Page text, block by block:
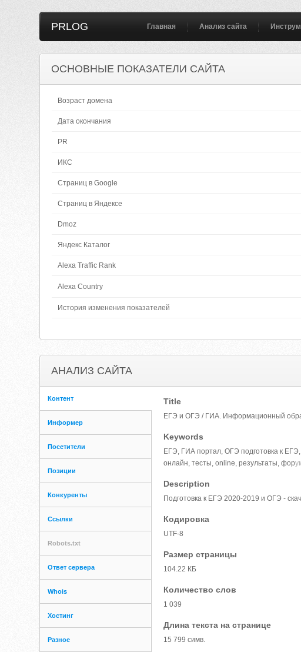
PRLOG Главная Анализ сайта
ОСНОВНЫЕ ПОКАЗАТЕЛИ САЙТА
Возраст домена
Дата окончания
PR
ИКС
Страниц в Google
Страниц в Яндексе
Dmoz
Яндекс Каталог
Alexa Traffic Rank
Alexa Country
История изменения показателей
АНАЛИЗ САЙТА
Контент
Информер
Посетители
Позиции
Конкуренты
Ссылки
Robots.txt
Ответ сервера
Whois
Хостинг
Разное
Title
ЕГЭ и ОГЭ / ГИА. Информационный
Keywords
ЕГЭ, ГИА портал, ОГЭ подготовка к
онлайн, тесты, online, результаты, фор
Description
Подготовка к ЕГЭ 2020-2019 и ОГЭ -
Кодировка
UTF-8
Размер страницы
104.22 КБ
Количество слов
1 039
Длина текста на странице
15 799 симв.